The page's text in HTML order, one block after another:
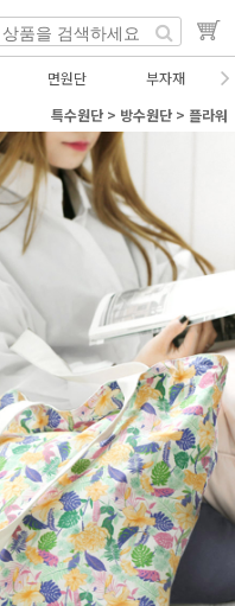
면원단
부자재
특수원단 > 방수원단 > 플라워